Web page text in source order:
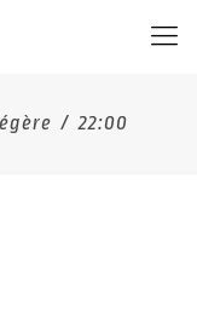
/ 22:00